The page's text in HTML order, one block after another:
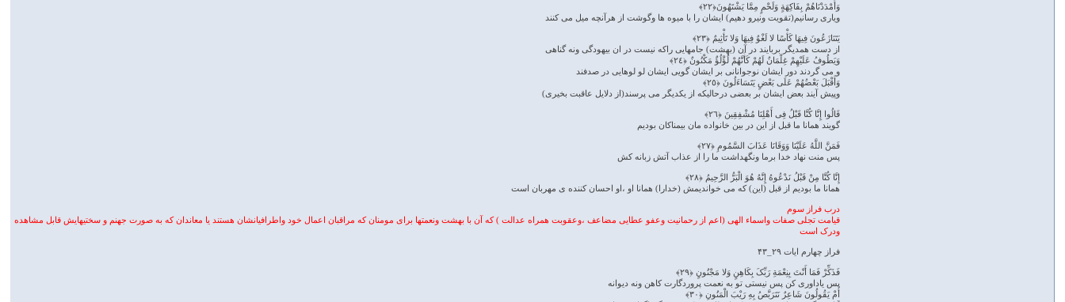
وَأَمْدَدْنَاهُمْ بِفَاکِهَةٍ وَلَحْمٍ مِمَّا یَشْتَهُونَ﴿٢٢﴾
ویاری رسانیم(تقویت ونیرو دهیم) ایشان را با میوه ها وگوشت از هرآنچه میل می کنند
یَتَنَازَعُونَ فِیهَا کَأْسًا لا لَغْوٌ فِیهَا وَلا تَأْثِیمٌ ﴿٢٣﴾
از دست همدیگر بربایند در آن (بهشت) جامهایی راکه نیست در ان بیهودگی ونه گناهی
وَیَطُوفُ عَلَیْهِمْ غِلْمَانٌ لَهُمْ کَأَنَّهُمْ لُؤْلُؤٌ مَکْنُونٌ ﴿٢٤﴾
و می گردند دور ایشان نوجوانانی بر ایشان گویی ایشان لو لوهایی در صدفند
وَأَقْبَلَ بَعْضُهُمْ عَلَى بَعْضٍ یَتَسَاءَلُونَ ﴿٢٥﴾
وپیش آیند بعض ایشان بر بعضی درحالیکه از یکدیگر می پرسند(از دلایل عاقبت بخیری)
قَالُوا إِنَّا کُنَّا قَبْلُ فِی أَهْلِنَا مُشْفِقِینَ ﴿٢٦﴾
گویند همانا ما قبل از این در بین خانواده مان بیمناکان بودیم
فَمَنَّ اللَّهُ عَلَیْنَا وَوَقَانَا عَذَابَ السَّمُومِ ﴿٢٧﴾
پس منت نهاد خدا برما ونگهداشت ما را از عذاب آتش زبانه کش
إِنَّا کُنَّا مِنْ قَبْلُ نَدْعُوهُ إِنَّهُ هُوَ الْبَرُّ الرَّحِیمُ ﴿٢٨﴾
همانا ما بودیم از قبل (این) که می خواندیمش (خدارا) همانا او ،او احسان کننده ی مهربان است
درب فراز سوم
قیامت تجلی صفات واسماء الهی (اعم از رحمانیت وعفو عطایی مضاعف ،وعقوبت همراه عدالت ) که آن با بهشت ونعمتها برای مومنان که مراقبان اعمال خود واطرافیانشان هستند یا معاندان که به صورت جهنم و سختیهایش قابل مشاهده
ودرک است
فراز چهارم ایات ۲۹_۴۳
فَذَکِّرْ فَمَا أَنْتَ بِنِعْمَةِ رَبِّکَ بِکَاهِنٍ وَلا مَجْنُونٍ ﴿٢٩﴾
پس یاداوری کن پس نیستی تو به نعمت پروردگارت کاهن ونه دیوانه
أَمْ یَقُولُونَ شَاعِرٌ نَتَرَبَّصُ بِهِ رَیْبَ الْمَنُونِ ﴿٣٠﴾